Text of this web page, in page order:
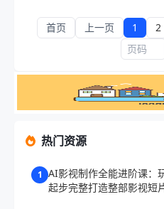
首页 上一页 1 2
热门资源
1 AI影视制作全能进阶课：
起步完整打造整部影视短